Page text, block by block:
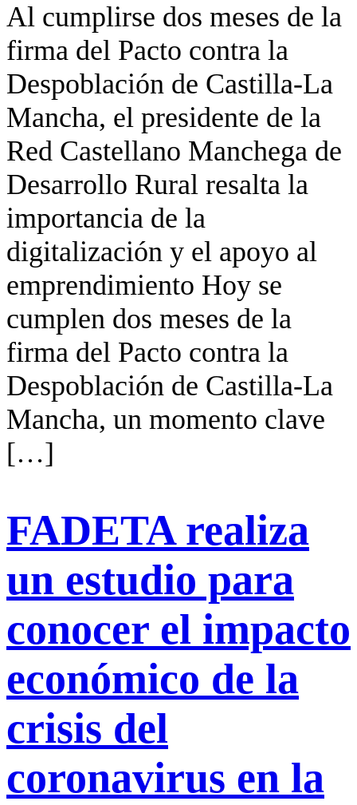
Al cumplirse dos meses de la
firma del Pacto contra la
Despoblación de Castilla-La
Mancha, el presidente de la
Red Castellano Manchega de
Desarrollo Rural resalta la
importancia de la
digitalización y el apoyo al
emprendimiento Hoy se
cumplen dos meses de la
firma del Pacto contra la
Despoblación de Castilla-La
Mancha, un momento clave
[…]
FADETA realiza
un estudio para
conocer el impacto
económico de la
crisis del
coronavirus en la